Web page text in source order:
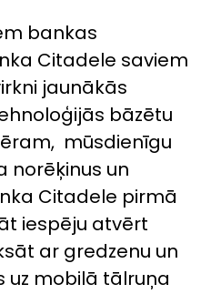
bankas
Citadele saviem
jaunākās
bāzētu
mūsdienīgu
norēķinus un
Citadele pirmā
iespēju atvērt
ar gredzenu un
uz mobilā tālruņa